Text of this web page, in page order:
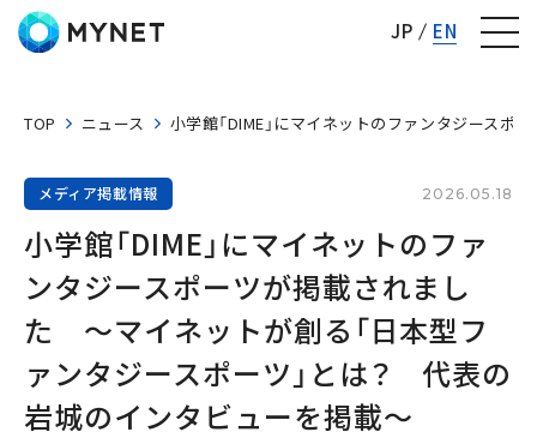
JP EN
TOP ニュース 小学館「DIME」にマイネットのファンタジース
メディア掲載情報 2026.05.18
小学館「DIME」にマイネットのファ
ンタジースポーツが掲載されまし
た　〜マイネットが創る「日本型フ
ァンタジースポーツ」とは？　代表の
岩城のインタビューを掲載〜